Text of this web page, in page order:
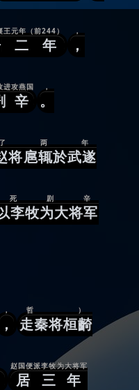
二年
王元年（前244）
，
，
辛
进攻燕国
。
，
将扈辄於武遂
两年
李牧为大将军
死剧辛
，
，
走秦将桓齮
哲）
居三年
赵国便派李牧为大将军